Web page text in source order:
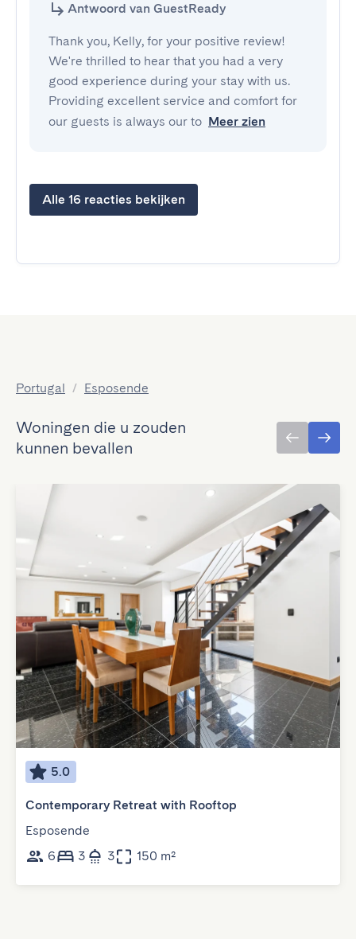
Antwoord van GuestReady
Thank you, Kelly, for your positive review!
We're thrilled to hear that you had a very
good experience during your stay with us.
Providing excellent service and comfort for
our guests is always our to Meer zien
Alle 16 reacties bekijken
Portugal / Esposende
Woningen die u zouden
kunnen bevallen
5.0
Contemporary Retreat with Rooftop
Esposende
6
3 3 150 m²